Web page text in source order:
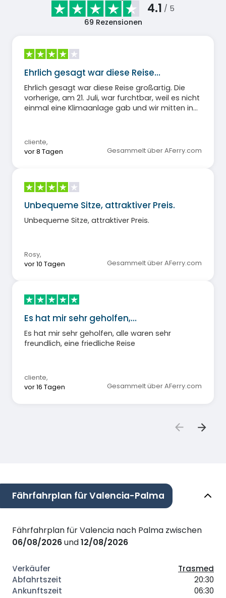
4.1 / 5
69 Rezensionen
Ehrlich gesagt war diese Reise…
Ehrlich gesagt war diese Reise großartig. Die
vorherige, am 21. Juli, war furchtbar, weil es nicht
einmal eine Klimaanlage gab und wir mitten in
cliente,
vor 8 Tagen
Gesammelt über AFerry.com
Unbequeme Sitze, attraktiver Preis.
Unbequeme Sitze, attraktiver Preis.
Rosy,
vor 10 Tagen
Gesammelt über AFerry.com
Es hat mir sehr geholfen,…
Es hat mir sehr geholfen, alle waren sehr
freundlich, eine friedliche Reise
cliente,
vor 16 Tagen
Gesammelt über AFerry.com
Fährfahrplan für Valencia-Palma
Fährfahrplan für Valencia nach Palma zwischen
06/08/2026und12/08/2026
Trasmed
20:30
06:30